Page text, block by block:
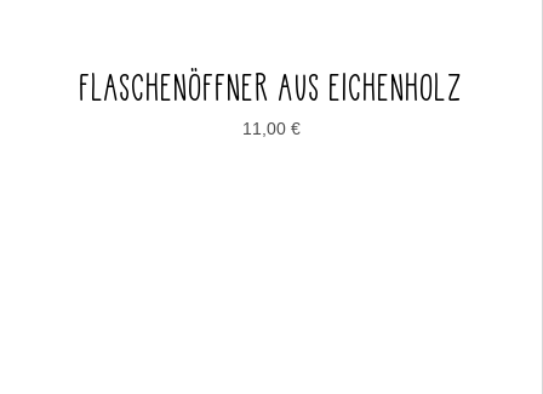
FLASCHENÖFFNER AUS EICHENHOLZ
11,00 €